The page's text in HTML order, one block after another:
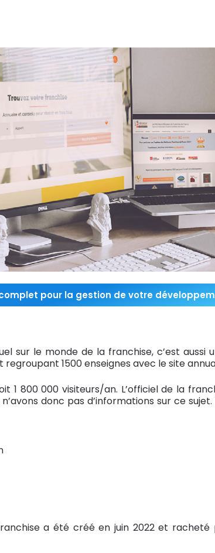
complet pour la gestion de votre
sur le monde de la franchise, c’est aussi
1500 enseignes avec le site
1 800 000 visiteurs/an. L’officiel de la
donc pas d’informations sur ce
a été créé en juin 2022 et racheté